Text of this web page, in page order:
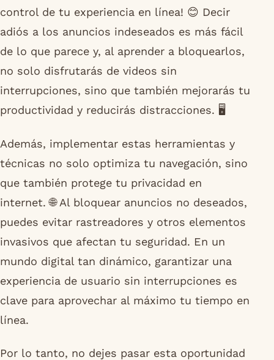
control de tu experiencia en línea! 😊 Decir
adiós a los anuncios indeseados es más fácil
de lo que parece y, al aprender a bloquearlos,
no solo disfrutarás de videos sin
interrupciones, sino que también mejorarás tu
productividad y reducirás distracciones. 🖥️
Además, implementar estas herramientas y
técnicas no solo optimiza tu navegación, sino
que también protege tu privacidad en
internet. 🌐 Al bloquear anuncios no deseados,
puedes evitar rastreadores y otros elementos
invasivos que afectan tu seguridad. En un
mundo digital tan dinámico, garantizar una
experiencia de usuario sin interrupciones es
clave para aprovechar al máximo tu tiempo en
línea.
Por lo tanto, no dejes pasar esta oportunidad